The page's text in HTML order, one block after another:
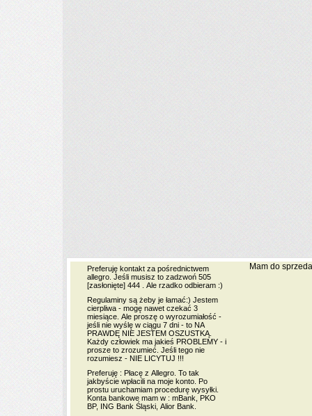
Preferuję kontakt za pośrednictwem
allegro. Jeśli musisz to zadzwoń 505
[zasłonięte] 444 . Ale rzadko odbieram :)
Regulaminy są żeby je łamać:) Jestem
cierpliwa - mogę nawet czekać 3
miesiące. Ale proszę o wyrozumiałość -
jeśli nie wyślę w ciągu 7 dni - to NA
PRAWDĘ NIE JESTEM OSZUSTKĄ.
Każdy człowiek ma jakieś PROBLEMY - i
prosze to zrozumieć. Jeśli tego nie
rozumiesz - NIE LICYTUJ !!!
Preferuję : Płacę z Allegro. To tak
jakbyście wpłacili na moje konto. Po
prostu uruchamiam procedurę wysyłki.
Konta bankowe mam w : mBank, PKO
BP, ING Bank Śląski, Alior Bank.
Mam do